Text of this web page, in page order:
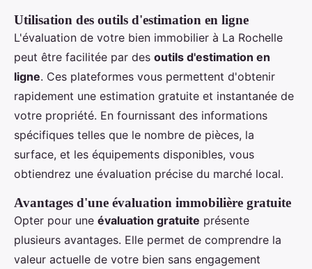
Utilisation des outils d'estimation en ligne
L'évaluation de votre bien immobilier à La Rochelle
peut être facilitée par des outils d'estimation en
ligne. Ces plateformes vous permettent d'obtenir
rapidement une estimation gratuite et instantanée de
votre propriété. En fournissant des informations
spécifiques telles que le nombre de pièces, la
surface, et les équipements disponibles, vous
obtiendrez une évaluation précise du marché local.
Avantages d'une évaluation immobilière gratuite
Opter pour une évaluation gratuite présente
plusieurs avantages. Elle permet de comprendre la
valeur actuelle de votre bien sans engagement